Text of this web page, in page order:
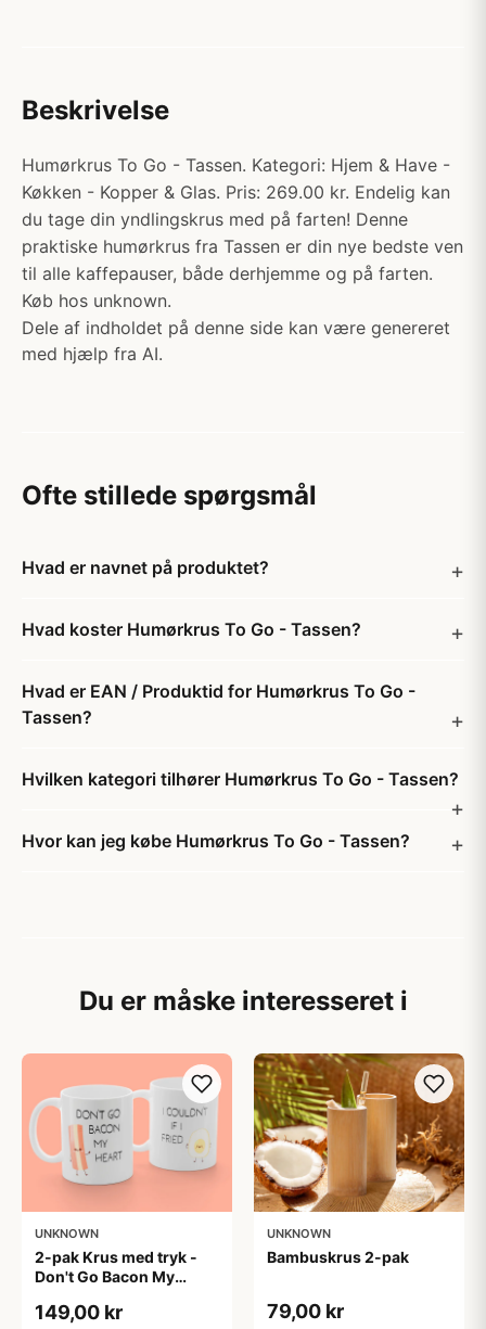
Beskrivelse
Humørkrus To Go - Tassen. Kategori: Hjem & Have -
Køkken - Kopper & Glas. Pris: 269.00 kr. Endelig kan
du tage din yndlingskrus med på farten! Denne
praktiske humørkrus fra Tassen er din nye bedste ven
til alle kaffepauser, både derhjemme og på farten.
Køb hos unknown.
Dele af indholdet på denne side kan være genereret
med hjælp fra AI.
Ofte stillede spørgsmål
Hvad er navnet på produktet?
Hvad koster Humørkrus To Go - Tassen?
Hvad er EAN / Produktid for Humørkrus To Go -
Tassen?
Hvilken kategori tilhører Humørkrus To Go - Tassen?
Hvor kan jeg købe Humørkrus To Go - Tassen?
Du er måske interesseret i
UNKNOWN
2-pak Krus med tryk -
Don't Go Bacon My
149,00 kr
UNKNOWN
Bambuskrus 2-pak
79,00 kr